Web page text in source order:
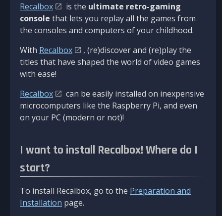
Recalbox is the ultimate retro-gaming
console that lets you replay all the games from
the consoles and computers of your childhood.
With Recalbox
, (re)discover and (re)play the
titles that have shaped the world of video games
with ease!
Recalbox
can be easily installed on inexpensive
microcomputers like the Raspberry Pi, and even
on your PC (modern or not)!
I want to install Recalbox! Where do I
start?
To install Recalbox, go to the Preparation and
Installation page.